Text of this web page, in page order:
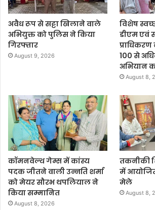
अवैध रूप से सट्टा खिलाने वाले
अभियुक्त को पुलिस ने किया
गिरफ्तार
August 9, 2026
विशेष
डीएम एवं
प्राधिकरण
100 से
अभियान
August 8,
कॉमनवेल्थ गेम्स में कांस्य
पदक जीतने वाली उन्नति शर्मा
को मेयर सौरभ थपलियाल ने
किया सम्मानित
August 8, 2026
तकनीकी
में
मेले
August 8,